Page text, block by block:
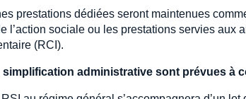
prestations dédiées seront maintenues
l’action sociale ou les prestations servies aux
(RCI).
simplification administrative sont prévues à